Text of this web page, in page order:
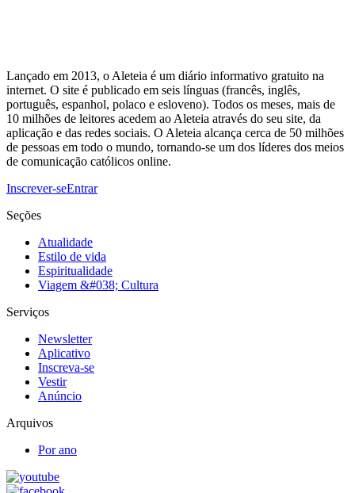
Lançado em 2013, o Aleteia é um diário informativo gratuito na
internet. O site é publicado em seis línguas (francês, inglês,
português, espanhol, polaco e esloveno). Todos os meses, mais de
10 milhões de leitores acedem ao Aleteia através do seu site, da
aplicação e das redes sociais. O Aleteia alcança cerca de 50 milhões
de pessoas em todo o mundo, tornando-se um dos líderes dos meios
de comunicação católicos online.
Inscrever-seEntrar
Seções
Atualidade
Estilo de vida
Espiritualidade
Viagem &#038; Cultura
Serviços
Newsletter
Aplicativo
Inscreva-se
Vestir
Anúncio
Arquivos
Por ano